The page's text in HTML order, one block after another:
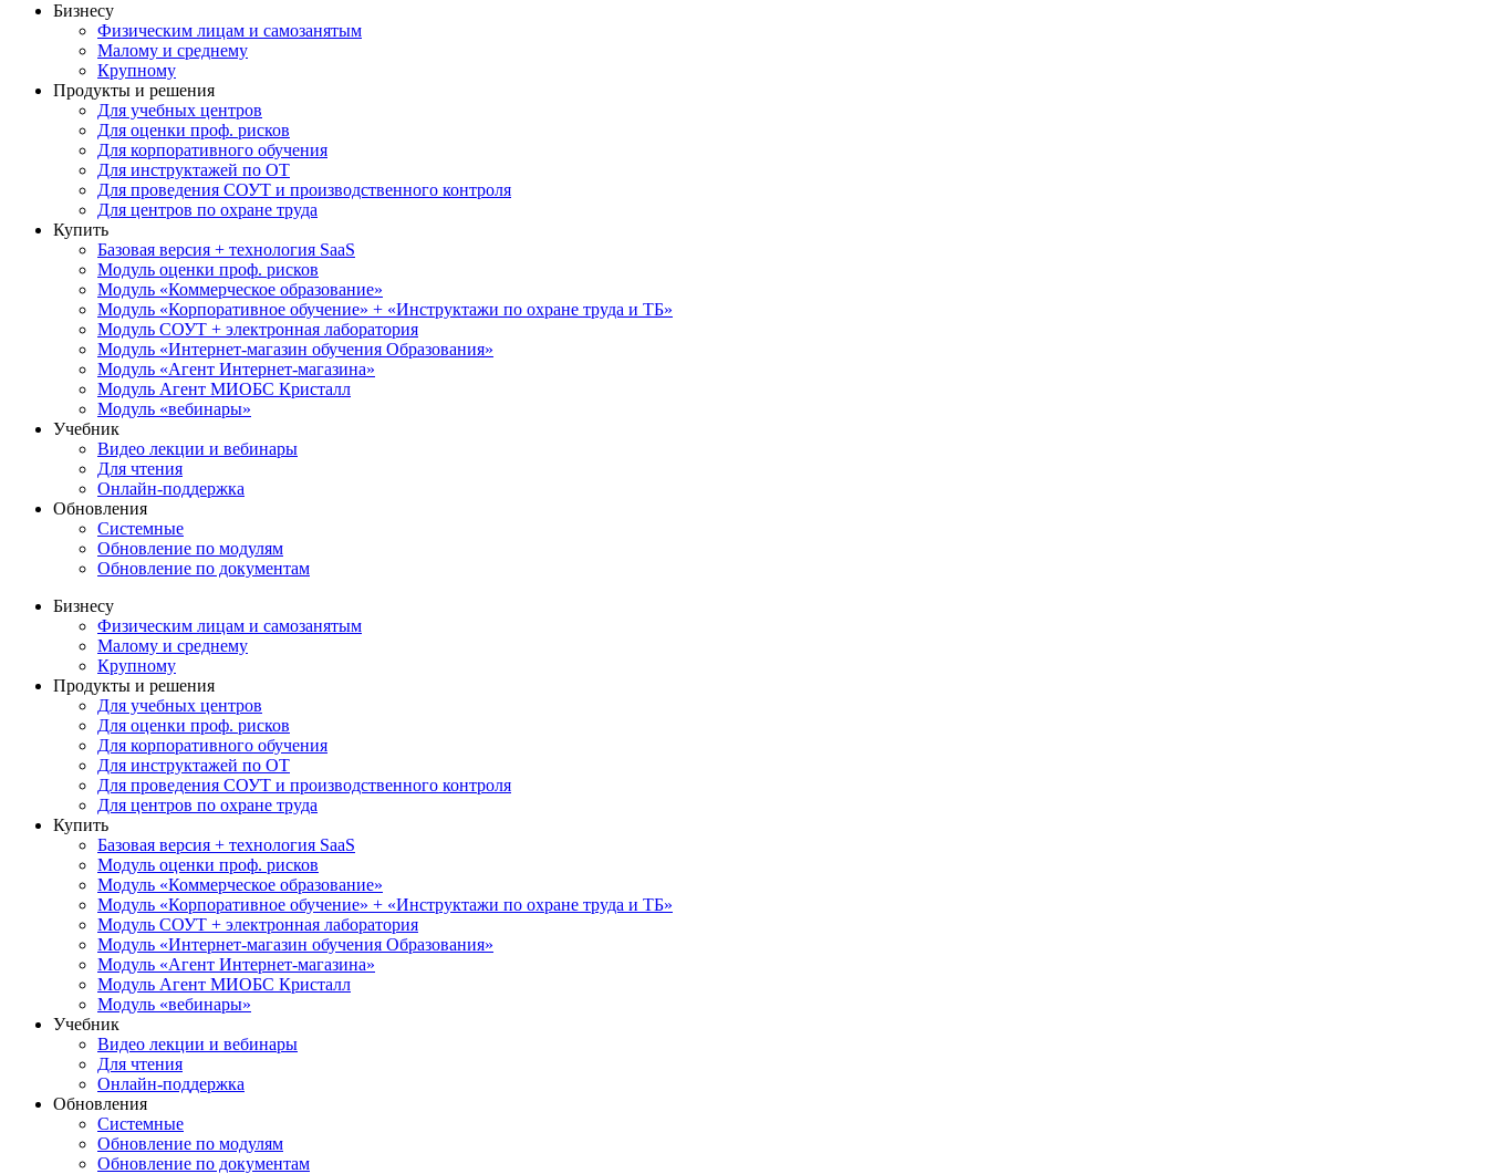
Бизнесу
Физическим лицам и самозанятым
Малому и среднему
Крупному
Продукты и решения
Для учебных центров
Для оценки проф. рисков
Для корпоративного обучения
Для инструктажей по ОТ
Для проведения СОУТ и производственного контроля
Для центров по охране труда
Купить
Базовая версия + технология SaaS
Модуль оценки проф. рисков
Модуль «Коммерческое образование»
Модуль «Корпоративное обучение» + «Инструктажи по охране труда и ТБ»
Модуль СОУТ + электронная лаборатория
Модуль «Интернет-магазин обучения Образования»
Модуль «Агент Интернет-магазина»
Модуль Агент МИОБС Кристалл
Модуль «вебинары»
Учебник
Видео лекции и вебинары
Для чтения
Онлайн-поддержка
Обновления
Системные
Обновление по модулям
Обновление по документам
Бизнесу
Физическим лицам и самозанятым
Малому и среднему
Крупному
Продукты и решения
Для учебных центров
Для оценки проф. рисков
Для корпоративного обучения
Для инструктажей по ОТ
Для проведения СОУТ и производственного контроля
Для центров по охране труда
Купить
Базовая версия + технология SaaS
Модуль оценки проф. рисков
Модуль «Коммерческое образование»
Модуль «Корпоративное обучение» + «Инструктажи по охране труда и ТБ»
Модуль СОУТ + электронная лаборатория
Модуль «Интернет-магазин обучения Образования»
Модуль «Агент Интернет-магазина»
Модуль Агент МИОБС Кристалл
Модуль «вебинары»
Учебник
Видео лекции и вебинары
Для чтения
Онлайн-поддержка
Обновления
Системные
Обновление по модулям
Обновление по документам